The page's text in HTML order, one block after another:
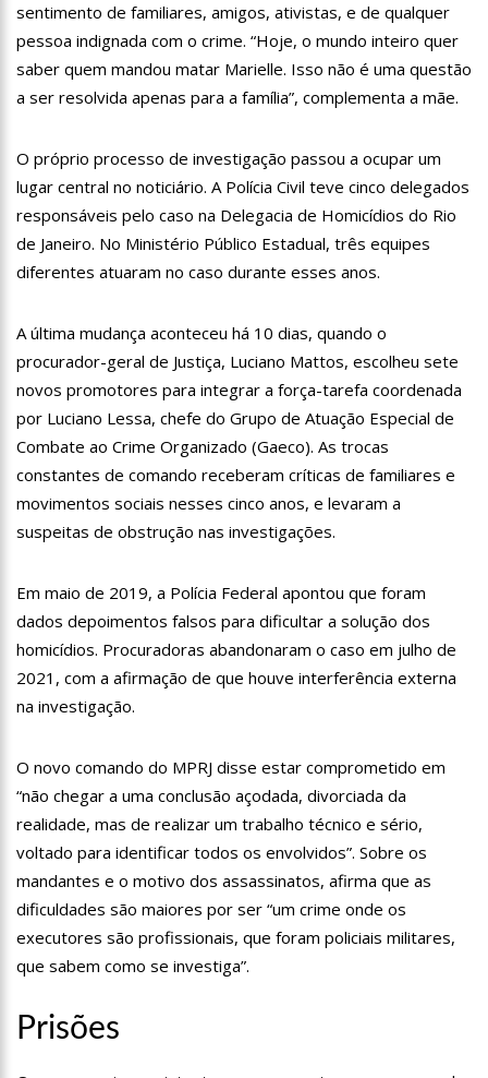
13:14 Boi Caprichoso lança vídeos gravados pelos dançarinos da
Troup Caprichoso e Corpo de Dança Caprichoso (CDC)
13:07 Greve de ônibus é suspensa a pedido do prefeito de
Manaus
12:49 Anitta diz que ficou dez meses sem sexo e revela como se
sentiu
12:37 Agenor Tupinambá fala sobre namoro com Lucas: “Não
houve traição”
12:23
Influenciadora e ex são encontrados mortos em carro no
interior de SP
casamento viraliza: “Filho da put*! Nojento!”
14:52 Procon-AM orienta população que Lei do Troco é válida e
deve ser respeitada
11:59 Empresário ‘Passarão’, dono do porto Chibatão, morre em
São Paulo
Petrobras anuncia nova política de preços de combustíveis
11:36 Acusado de divulgar fotos de corpo de Marília Mendonça e
de outros artistas mortos vira réu
UEA e Sejusc lançam cursos de capacitação para
atendimento a Pessoas com Deficiência
11:09 Bruna Biancardi ganha mimo de R$ 820 de Neymar: ‘Se fez
presente mesmo distante’
14:30 Wilson Lima entrega Caimi Ada Rodrigues Viana revitalizado
segunda-feira (15)
14:17 Motoristas de aplicativo entram em greve em todo o Brasil
14:10 Após matar colegas, policial grava vídeo: “Te vejo no inferno”;
13:52 Jovem sofre queimaduras de 1º grau no rosto após celular
explodir
Mulher morre atropelada a caminho do trabalho em Manaus
vasta programação em nove espaços culturais
sentimento de familiares, amigos, ativistas, e de qualquer
pessoa indignada com o crime. “Hoje, o mundo inteiro quer
saber quem mandou matar Marielle. Isso não é uma questão
a ser resolvida apenas para a família”, complementa a mãe.
O próprio processo de investigação passou a ocupar um
lugar central no noticiário. A Polícia Civil teve cinco delegados
responsáveis pelo caso na Delegacia de Homicídios do Rio
de Janeiro. No Ministério Público Estadual, três equipes
diferentes atuaram no caso durante esses anos.
A última mudança aconteceu há 10 dias, quando o
procurador-geral de Justiça, Luciano Mattos, escolheu sete
novos promotores para integrar a força-tarefa coordenada
por Luciano Lessa, chefe do Grupo de Atuação Especial de
Combate ao Crime Organizado (Gaeco). As trocas
constantes de comando receberam críticas de familiares e
movimentos sociais nesses cinco anos, e levaram a
suspeitas de obstrução nas investigações.
Em maio de 2019, a Polícia Federal apontou que foram
dados depoimentos falsos para dificultar a solução dos
homicídios. Procuradoras abandonaram o caso em julho de
2021, com a afirmação de que houve interferência externa
na investigação.
O novo comando do MPRJ disse estar comprometido em
“não chegar a uma conclusão açodada, divorciada da
realidade, mas de realizar um trabalho técnico e sério,
voltado para identificar todos os envolvidos”. Sobre os
mandantes e o motivo dos assassinatos, afirma que as
dificuldades são maiores por ser “um crime onde os
executores são profissionais, que foram policiais militares,
que sabem como se investiga”.
Prisões